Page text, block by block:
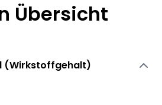
Übersicht
(Wirkstoffgehalt)